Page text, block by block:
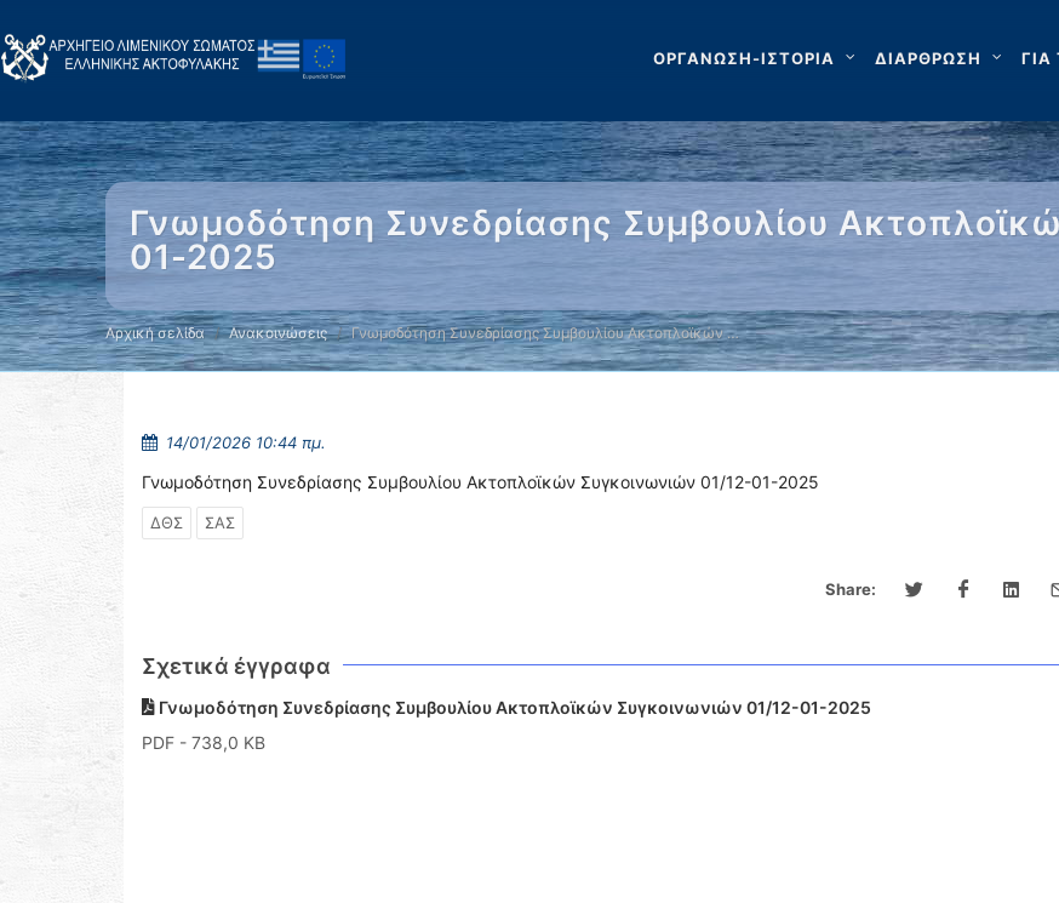
ΟΡΓΑΝΩΣΗ-ΙΣΤΟΡΙΑ ΔΙΑΡΘΡΩΣΗ ΓΙΑ
Γνωμοδότηση Συνεδρίασης Συμβουλίου
01-2025
Αρχική σελίδα Ανακοινώσεις Γνωμοδότηση Συνεδρίασης Συμβουλίου Ακτοπλοϊκών …
14/01/2026 10:44 πμ.
Γνωμοδότηση Συνεδρίασης Συμβουλίου Ακτοπλοϊκών Συγκοινωνιών 01/12-01-2025
ΔΘΣ ΣΑΣ
Share:
Σχετικά έγγραφα
Γνωμοδότηση Συνεδρίασης Συμβουλίου Ακτοπλοϊκών Συγκοινωνιών 01/12-01-2025
PDF - 738,0 KB